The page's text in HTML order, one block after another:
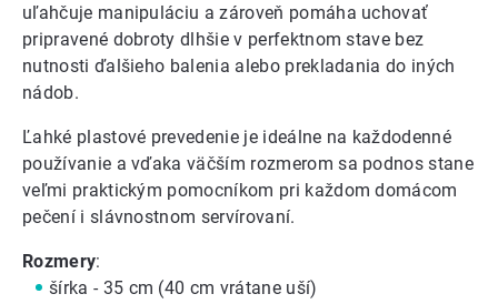
uľahčuje manipuláciu a zároveň pomáha uchovať
pripravené dobroty dlhšie v perfektnom stave bez
nutnosti ďalšieho balenia alebo prekladania do iných
nádob.
Ľahké plastové prevedenie je ideálne na každodenné
používanie a vďaka väčším rozmerom sa podnos stane
veľmi praktickým pomocníkom pri každom domácom
pečení i slávnostnom servírovaní.
Rozmery:
šírka - 35 cm (40 cm vrátane uší)